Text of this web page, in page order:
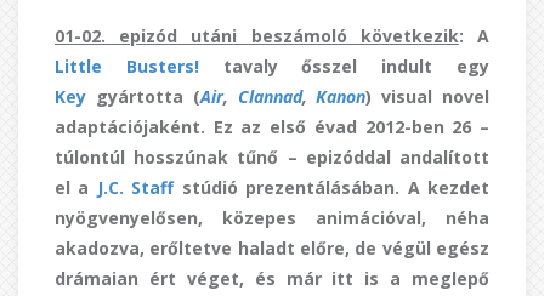
01-02. epizód utáni beszámoló következik: A
Little Busters!tavaly ősszel indult egy
Key gyártotta (Air, Clannad,Kanon) visual novel
adaptációjaként. Ez az első évad 2012-ben 26 –
túlontúl hosszúnak tűnő – epizóddal andalított
el a J.C. Staffstúdió prezentálásában. A kezdet
nyögvenyelősen, közepes animációval, néha
akadozva, erőltetve haladt előre, de végül egész
drámaian ért véget, és már itt is a meglepő